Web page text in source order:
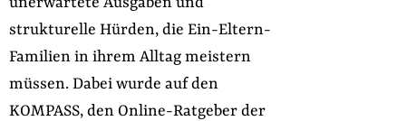
strukturelle Hürden, die Ein-Eltern-
Familien in ihrem Alltag meistern
müssen. Dabei wurde auf den
KOMPASS, den Online-Ratgeber der